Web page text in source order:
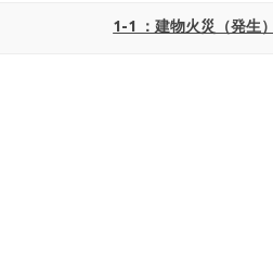
1-1 ：建物火災（発生）